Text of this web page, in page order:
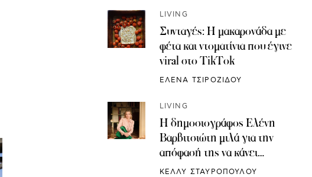
LIVING
Συνταγές: H μακαρονάδα με
φέτα και ντοματίνια που έγινε
viral στο TikTok
ΕΛΕΝΑ ΤΣΙΡΟΖΙΔΟΥ
LIVING
Η δημοσιογράφος Ελένη
Βαρβιτσιώτη μιλά για την
απόφασή της να κάνει
κρυοσυντήρηση ωαρίων
ΚΕΛΛΥ ΣΤΑΥΡΟΠΟΥΛΟΥ